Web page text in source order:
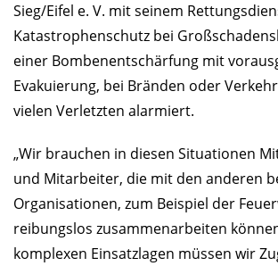
Sieg/Eifel e. V. mit seinem
Katastrophenschutz bei
einer Bombenentschärfung mit
Evakuierung, bei Bränden oder
vielen Verletzten alarmiert.
„Wir brauchen in diesen Situationen
und Mitarbeiter, die mit den anderen
Organisationen, zum Beispiel der
reibungslos zusammenarbeiten
komplexen Einsatzlagen müssen wir